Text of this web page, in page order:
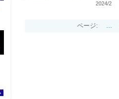
2024/2
ページ: ...